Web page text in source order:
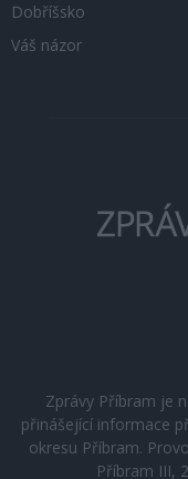
Dobříšsko
Váš názor
Zprávy Příbram je
přinášející informace
okresu Příbram.
Příbram III,